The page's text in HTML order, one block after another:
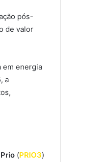
pós-
de valor
em energia
a
Prio (PRIO3)